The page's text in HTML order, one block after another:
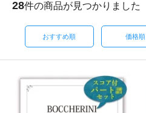
28件の商品が見つかりました
おすすめ順 価格順